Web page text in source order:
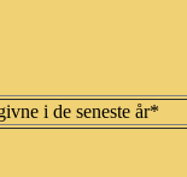
i de seneste år*